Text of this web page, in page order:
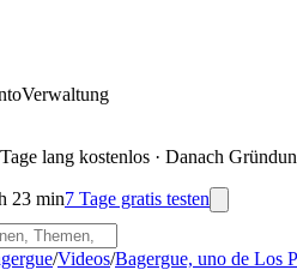
Verwaltung
lang kostenlos · Danach
23 min7 Tage gratis testen
/Videos/Bagergue, uno de Los